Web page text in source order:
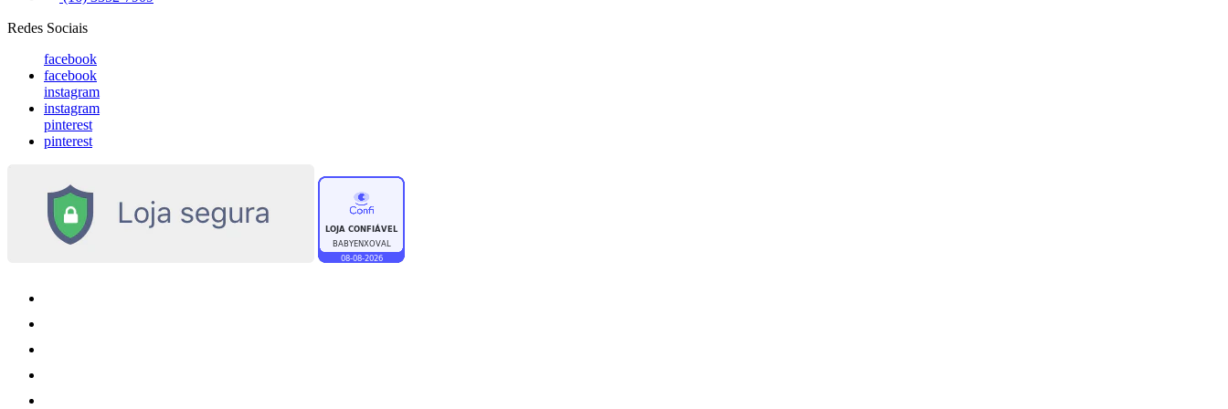
Redes Sociais
facebook
facebook
instagram
instagram
pinterest
pinterest